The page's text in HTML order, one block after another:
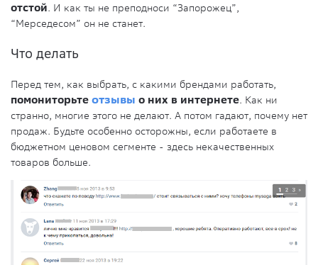
отстой. И как ты не преподноси “Запорожец”,
“Мерседесом” он не станет.
Что делать
Перед тем, как выбрать, с какими брендами работать,
помониторьте отзывы о них в интернете. Как ни
странно, многие этого не делают. А потом гадают, почему нет
продаж. Будьте особенно осторожны, если работаете в
бюджетном ценовом сегменте - здесь некачественных
товаров больше.